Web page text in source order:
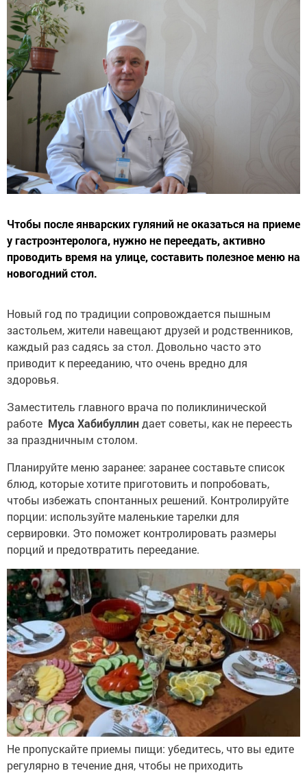
Чтобы после январских гуляний не оказаться на приеме
у гастроэнтеролога, нужно не переедать, активно
проводить время на улице, составить полезное меню на
новогодний стол.
Новый год по традиции сопровождается пышным
застольем, жители навещают друзей и родственников,
каждый раз садясь за стол. Довольно часто это
приводит к перееданию, что очень вредно для
здоровья.
Заместитель главного врача по поликлинической
работе Муса Хабибуллиндает советы, как не переесть
за праздничным столом.
Планируйте меню заранее: заранее составьте список
блюд, которые хотите приготовить и попробовать,
чтобы избежать спонтанных решений. Контролируйте
порции: используйте маленькие тарелки для
сервировки. Это поможет контролировать размеры
порций и предотвратить переедание.
Не пропускайте приемы пищи: убедитесь, что вы едите
регулярно в течение дня, чтобы не приходить